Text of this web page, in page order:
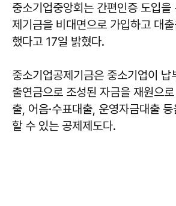
중소기업중앙회는 간편인증 도입을
제기금을 비대면으로 가입하고 대출
했다고 17일 밝혔다.
중소기업공제기금은 중소기업이 납
출연금으로 조성된 자금을 재원으
출, 어음·수표대출, 운영자금대출
할 수 있는 공제제도다.